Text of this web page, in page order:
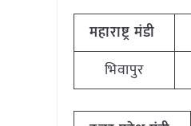
महाराष्ट्रमंडी
भिवापुर